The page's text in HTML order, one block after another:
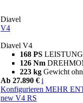
Diavel
V4
Diavel V4
168 PS LEISTUNG
126 Nm
223 kg Gewicht
Ab 27.890 € i
Konfigurieren MEHR
new V4 RS